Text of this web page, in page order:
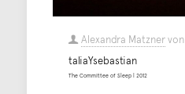
Alexandra Matznervon
taliaYsebastian
The Committee of Sleep | 2012